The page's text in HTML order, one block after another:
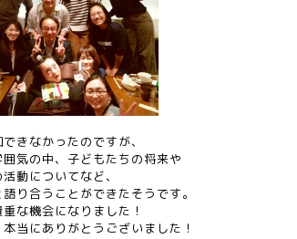
きなかったのですが、
気の中、子どもたちの将来や
動についてなど、
り合うことができたそうです。
な機会になりました！
当にありがとうございました！